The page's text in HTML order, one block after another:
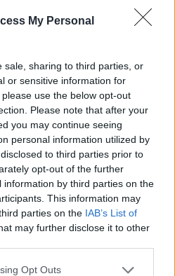
My Personal
sale, sharing to third parties, or
or sensitive information for
use the below opt-out
Please note that after your
you may continue seeing
personal information utilized by
to third parties prior to
opt-out of the further
by third parties on the
This information may
parties on the IAB’s List of
may further disclose it to other
Opt Outs
Maisonnettes 5, 11010
Aosta
Valle d'Aosta